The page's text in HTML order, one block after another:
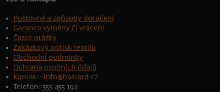
Poštovné a způsoby doručení
Garance výměny či vrácení
Časté otázky
Zakázkový potisk textilu
Obchodní podmínky
Ochrana osobních údajů
Kontakt: info@bastard.cz
Telefon: 355 455 192